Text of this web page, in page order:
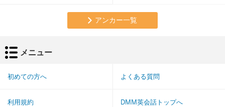
アンカー一覧
メニュー
初めての方へ よくある質問
利用規約 DMM英会話トップへ